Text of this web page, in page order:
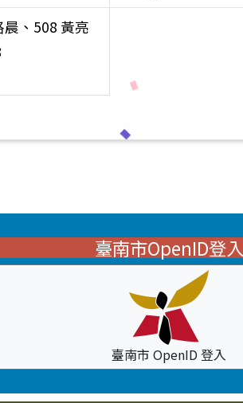
晨、508 黃亮
臺南市OpenID登入
臺南市 OpenID 登入